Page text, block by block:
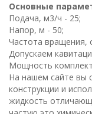
Основные
Подача, м3/ч - 25;
Напор, м - 50;
Частота вращения,
Допускаем
Мощность
На нашем сайте вы
конструкции и
жидкость